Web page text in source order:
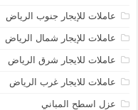
عاملات للإيجار جنوب الرياض
عاملات للإيجار شمال الرياض
عاملات للايجار شرق الرياض
عاملات للايجار غرب الرياض
عزل اسطح المباني